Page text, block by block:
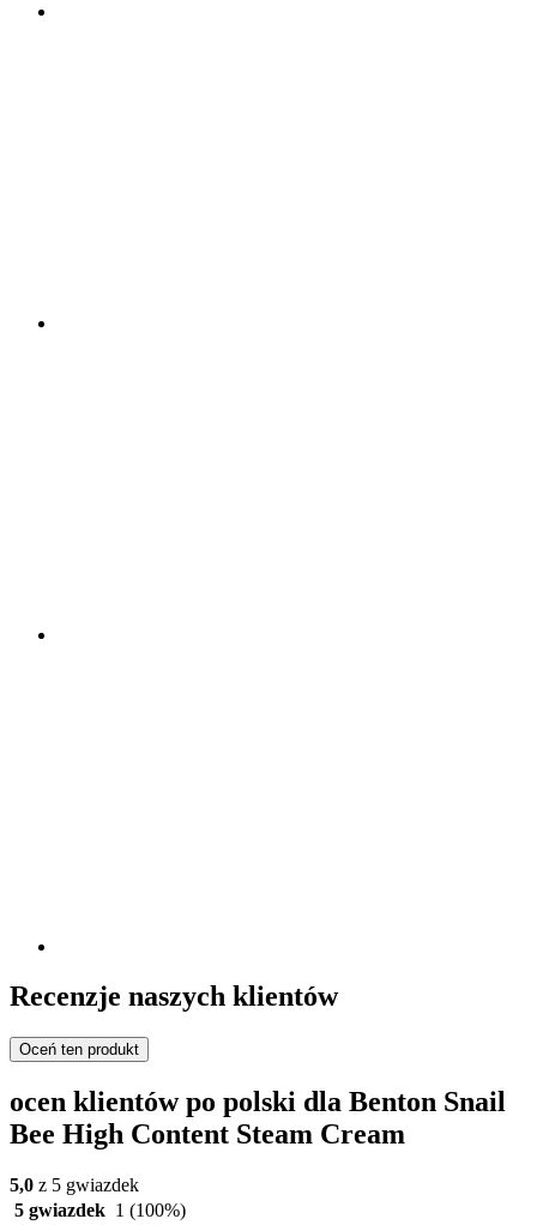
Recenzje naszych klientów
Oceń ten produkt
ocen klientów po polski dla Benton Snail
Bee High Content Steam Cream
5,0 z 5 gwiazdek
5 gwiazdek 1 (100%)